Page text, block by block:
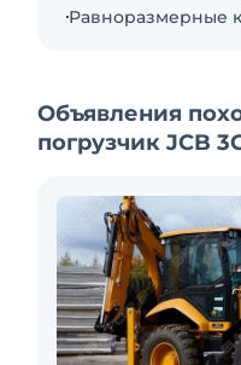
Равноразмерные
Объявления
погрузчик JCB